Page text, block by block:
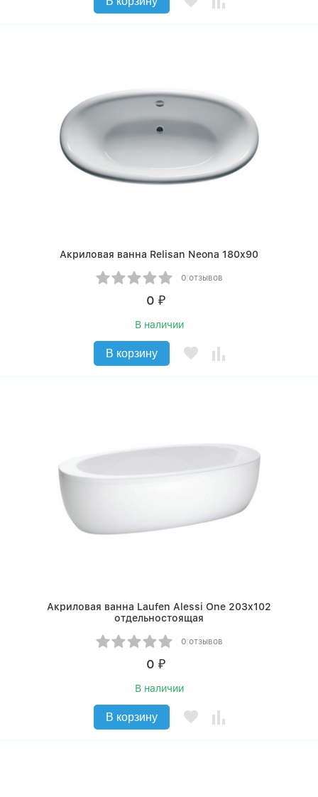
Акриловая ванна Relisan Neona 180x90
0 отзывов
0 ₽
В наличии
В корзину
Акриловая ванна Laufen Alessi One 203x102
отдельностоящая
0 отзывов
0 ₽
В наличии
В корзину